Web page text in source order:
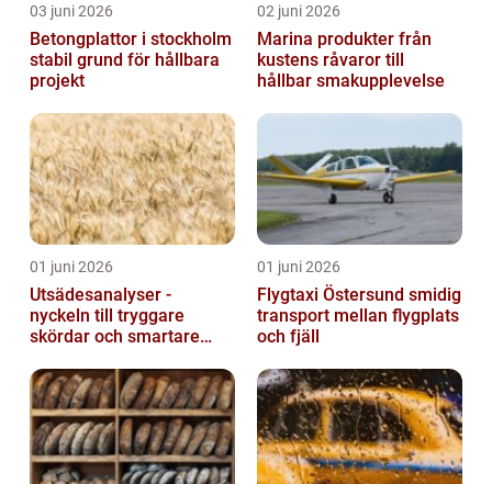
03 juni 2026
Betongplattor i stockholm
stabil grund för hållbara
projekt
02 juni 2026
Marina produkter från
kustens råvaror till
hållbar smakupplevelse
01 juni 2026
Utsädesanalyser -
nyckeln till tryggare
skördar och smartare
01 juni 2026
Flygtaxi Östersund smidig
transport mellan flygplats
och fjäll